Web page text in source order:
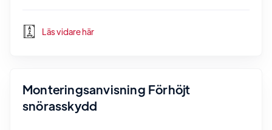
Läs vidare här
Monteringsanvisning Förhöjt
snörasskydd